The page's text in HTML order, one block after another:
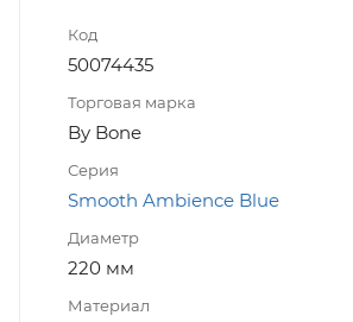
Код
50074435
Торговая марка
By Bone
Серия
Smooth Ambience Blue
Диаметр
220 мм
Материал